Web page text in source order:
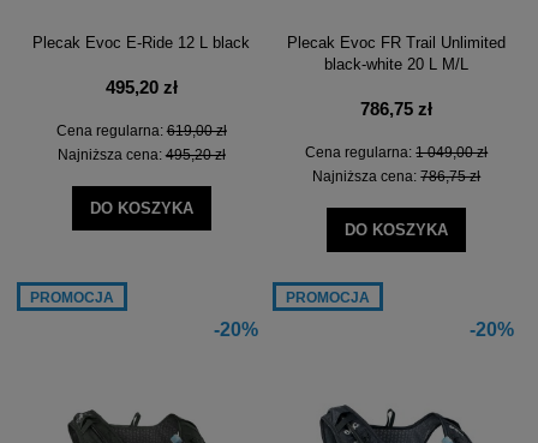
Plecak Evoc E-Ride 12 L black
495,20 zł
Cena regularna:619,00 zł
Najniższa cena:495,20 zł
DO KOSZYKA
Plecak Evoc FR Trail Unlimited
black-white 20 L M/L
786,75 zł
Cena regularna:1 049,00 zł
Najniższa cena:786,75 zł
DO KOSZYKA
-20%
PROMOCJA
-20%
PROMOCJA